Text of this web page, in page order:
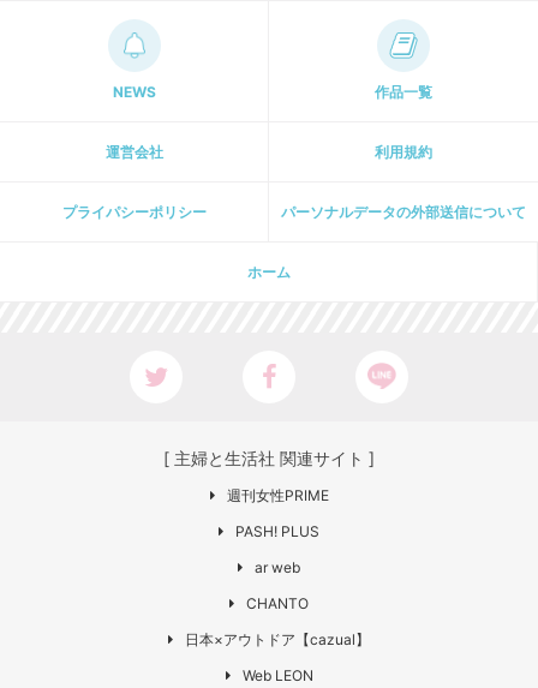
NEWS 作品一覧
運営会社 利用規約
プライパシーポリシー パーソナルデータの外部送信について
ホーム
[ 主婦と生活社 関連サイト ]
週刊女性PRIME
PASH! PLUS
ar web
CHANTO
日本×アウトドア【cazual】
Web LEON